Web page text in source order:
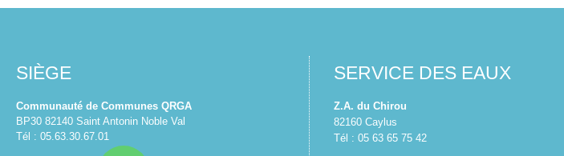
SIÈGE
Communauté de Communes QRGA
BP30 82140 Saint Antonin Noble Val
Tél : 05.63.30.67.01
SERVICE DES EAUX
Z.A. du Chirou
82160 Caylus
Tél : 05 63 65 75 42